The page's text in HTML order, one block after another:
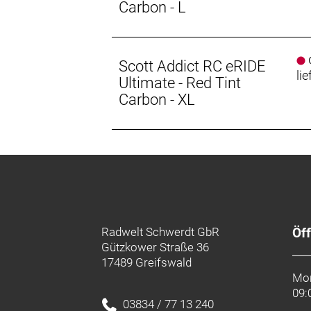
Carbon - L
Scott Addict RC eRIDE
Ultimate - Red Tint
Carbon - XL
Radwelt Schwerdt GbR
Gützkower Straße 36
17489 Greifswald
03834 / 77 13 240